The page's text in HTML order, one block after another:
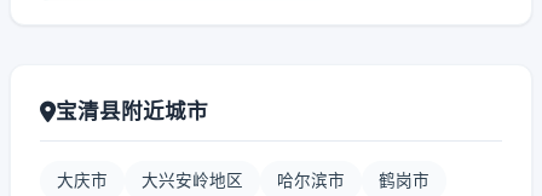
宝清县附近城市
大庆市 大兴安岭地区 哈尔滨市 鹤岗市